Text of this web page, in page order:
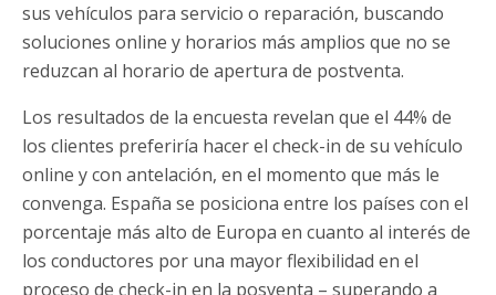
sus vehículos para servicio o reparación, buscando
soluciones online y horarios más amplios que no se
reduzcan al horario de apertura de postventa.
Los resultados de la encuesta revelan que el 44% de
los clientes preferiría hacer el check-in de su vehículo
online y con antelación, en el momento que más le
convenga. España se posiciona entre los países con el
porcentaje más alto de Europa en cuanto al interés de
los conductores por una mayor flexibilidad en el
proceso de check-in en la posventa – superando a